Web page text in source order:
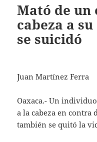
Mató de un
cabeza a
se suicidó
Juan Martínez Ferra
Oaxaca.- Un
a la cabeza en contra
también se quitó la